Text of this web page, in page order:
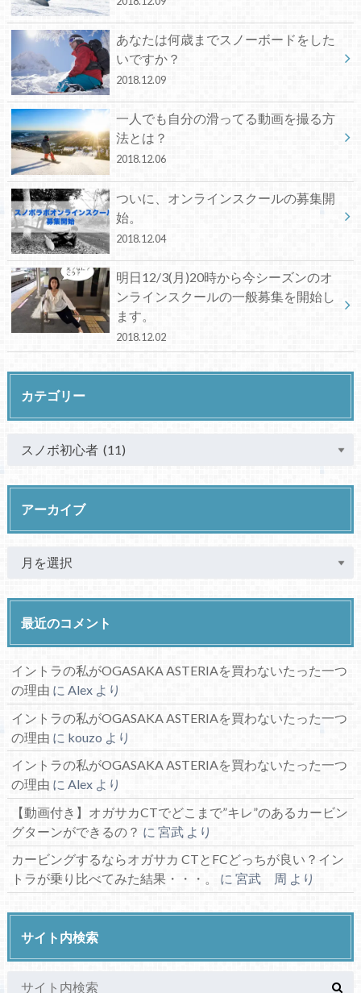
あなたは何歳までスノーボードをした
いですか？
2018.12.09
一人でも自分の滑ってる動画を撮る方
法とは？
2018.12.06
ついに、オンラインスクールの募集開
始。
2018.12.04
明日12/3(月)20時から今シーズンのオ
ンラインスクールの一般募集を開始し
ます。
2018.12.02
カテゴリー
アーカイブ
最近のコメント
イントラの私がOGASAKA ASTERIAを買わないたった一つ
の理由 に Alexより
イントラの私がOGASAKA ASTERIAを買わないたった一つ
の理由 に kouzo より
イントラの私がOGASAKA ASTERIAを買わないたった一つ
の理由 に Alexより
【動画付き】オガサカCTでどこまで”キレ”のあるカービン
グターンができるの？ に 宮武より
カービングするならオガサカ CTとFCどっちが良い？イン
トラが乗り比べてみた結果・・・。
に 宮武 周 より
サイト内検索